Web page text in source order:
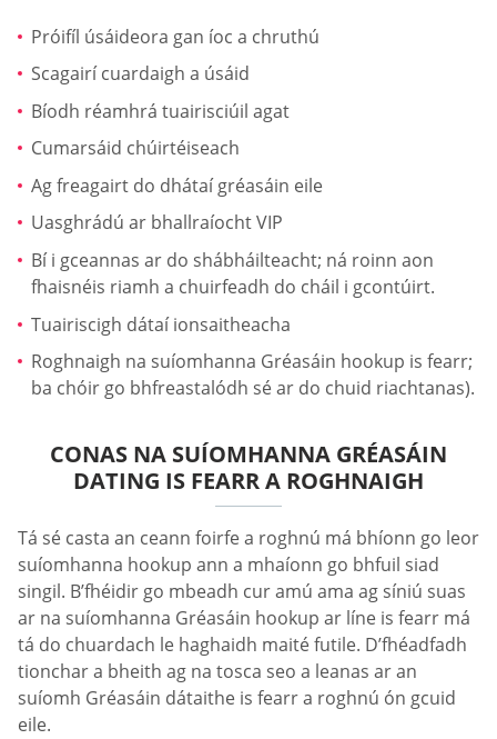
Próifíl úsáideora gan íoc a chruthú
Scagairí cuardaigh a úsáid
Bíodh réamhrá tuairisciúil agat
Cumarsáid chúirtéiseach
Ag freagairt do dhátaí gréasáin eile
Uasghrádú ar bhallraíocht VIP
Bí i gceannas ar do shábháilteacht; ná roinn aon
fhaisnéis riamh a chuirfeadh do cháil i gcontúirt.
Tuairiscigh dátaí ionsaitheacha
Roghnaigh na suíomhanna Gréasáin hookup is fearr;
ba chóir go bhfreastalódh sé ar do chuid riachtanas).
CONAS NA SUÍOMHANNA GRÉASÁIN
DATING IS FEARR A ROGHNAIGH
Tá sé casta an ceann foirfe a roghnú má bhíonn go leor
suíomhanna hookup ann a mhaíonn go bhfuil siad
singil. B’fhéidir go mbeadh cur amú ama ag síniú suas
ar na suíomhanna Gréasáin hookup ar líne is fearr má
tá do chuardach le haghaidh maité futile. D’fhéadfadh
tionchar a bheith ag na tosca seo a leanas ar an
suíomh Gréasáin dátaithe is fearr a roghnú ón gcuid
eile.